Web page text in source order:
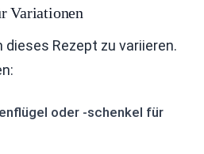
Variationen
dieses Rezept zu variieren.
oder -schenkel für